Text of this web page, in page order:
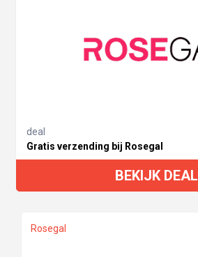
deal
Gratis verzending bij Rosegal
BEKIJK DEAL
Rosegal